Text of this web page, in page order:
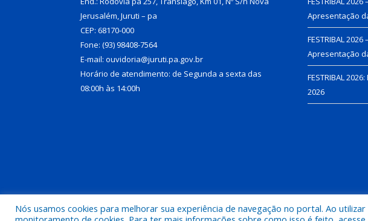
Jerusalém, Juruti – pa
CEP: 68170-000
Fone: (93) 98408-7564
E-mail: ouvidoria@juruti.pa.gov.br
Horário de atendimento: de Segunda a sexta das
08:00h às 14:00h
Apresentação
FESTRIBAL
Apresentação
FESTRIBAL
2026
Todos os direitos reservados a Prefeitura Municipal de Juruti.
Nós usamos cookies para melhorar sua experiência de navegação no portal. Ao